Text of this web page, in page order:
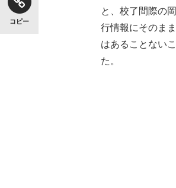
《VIVANT》頼れる
コピー
と、校了間際の
行情報にそのま
はあることない
た。